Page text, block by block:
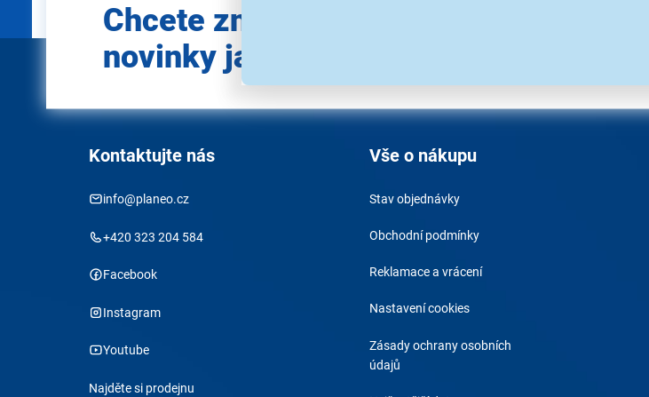
e-mail
Chcete znát všechny
novinky jako první?
Kontaktujte nás
info@planeo.cz
+420 323 204 584
Facebook
Instagram
Youtube
Najděte si prodejnu
Vše o nákupu
Stav objednávky
Obchodní podmínky
Reklamace a vrácení
Nastavení cookies
Zásady ochrany osobních
údajů